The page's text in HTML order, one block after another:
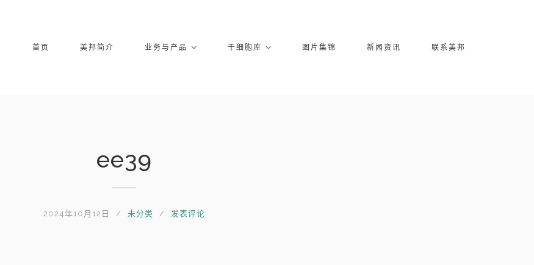
首页 美邦简介 业务与产品 干细胞库 图片集锦 新闻资讯 联系美邦
ee39
2024年10月12日 未分类 发表评论